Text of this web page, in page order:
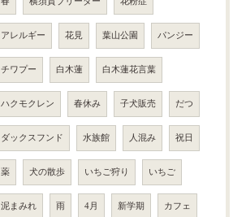
アレルギー 花見 葉山公園 パンジー
チワプー 白木蓮 白木蓮花言葉
ハクモクレン 春休み 子犬販売 だつ
ダックスフンド 水族館 人混み 祝日
薬 犬の散歩 いちご狩り いちご
泥まみれ 雨 4月 新学期 カフェ